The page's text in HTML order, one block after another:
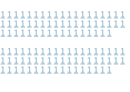
1 1 1 1 1 1 1 1 1 1 1 1 1 1 1 1 1 1 1
1 1 1 1 1 1 1 1 1 1 1 1 1 1 1 1 1 1 1
1 1 1 1 1 1 1 1 1 1 1 1 1 1 1 1 1
1 1 1 1 1 1 1 1 1 1 1 1 1 1 1 1 1 1 1
1 1 1 1 1 1 1 1 1 1 1 1 1 1 1 1 1 1 1
1 1 1 1 1 1 1 1 1 1 1 1 1 1 1 1 1